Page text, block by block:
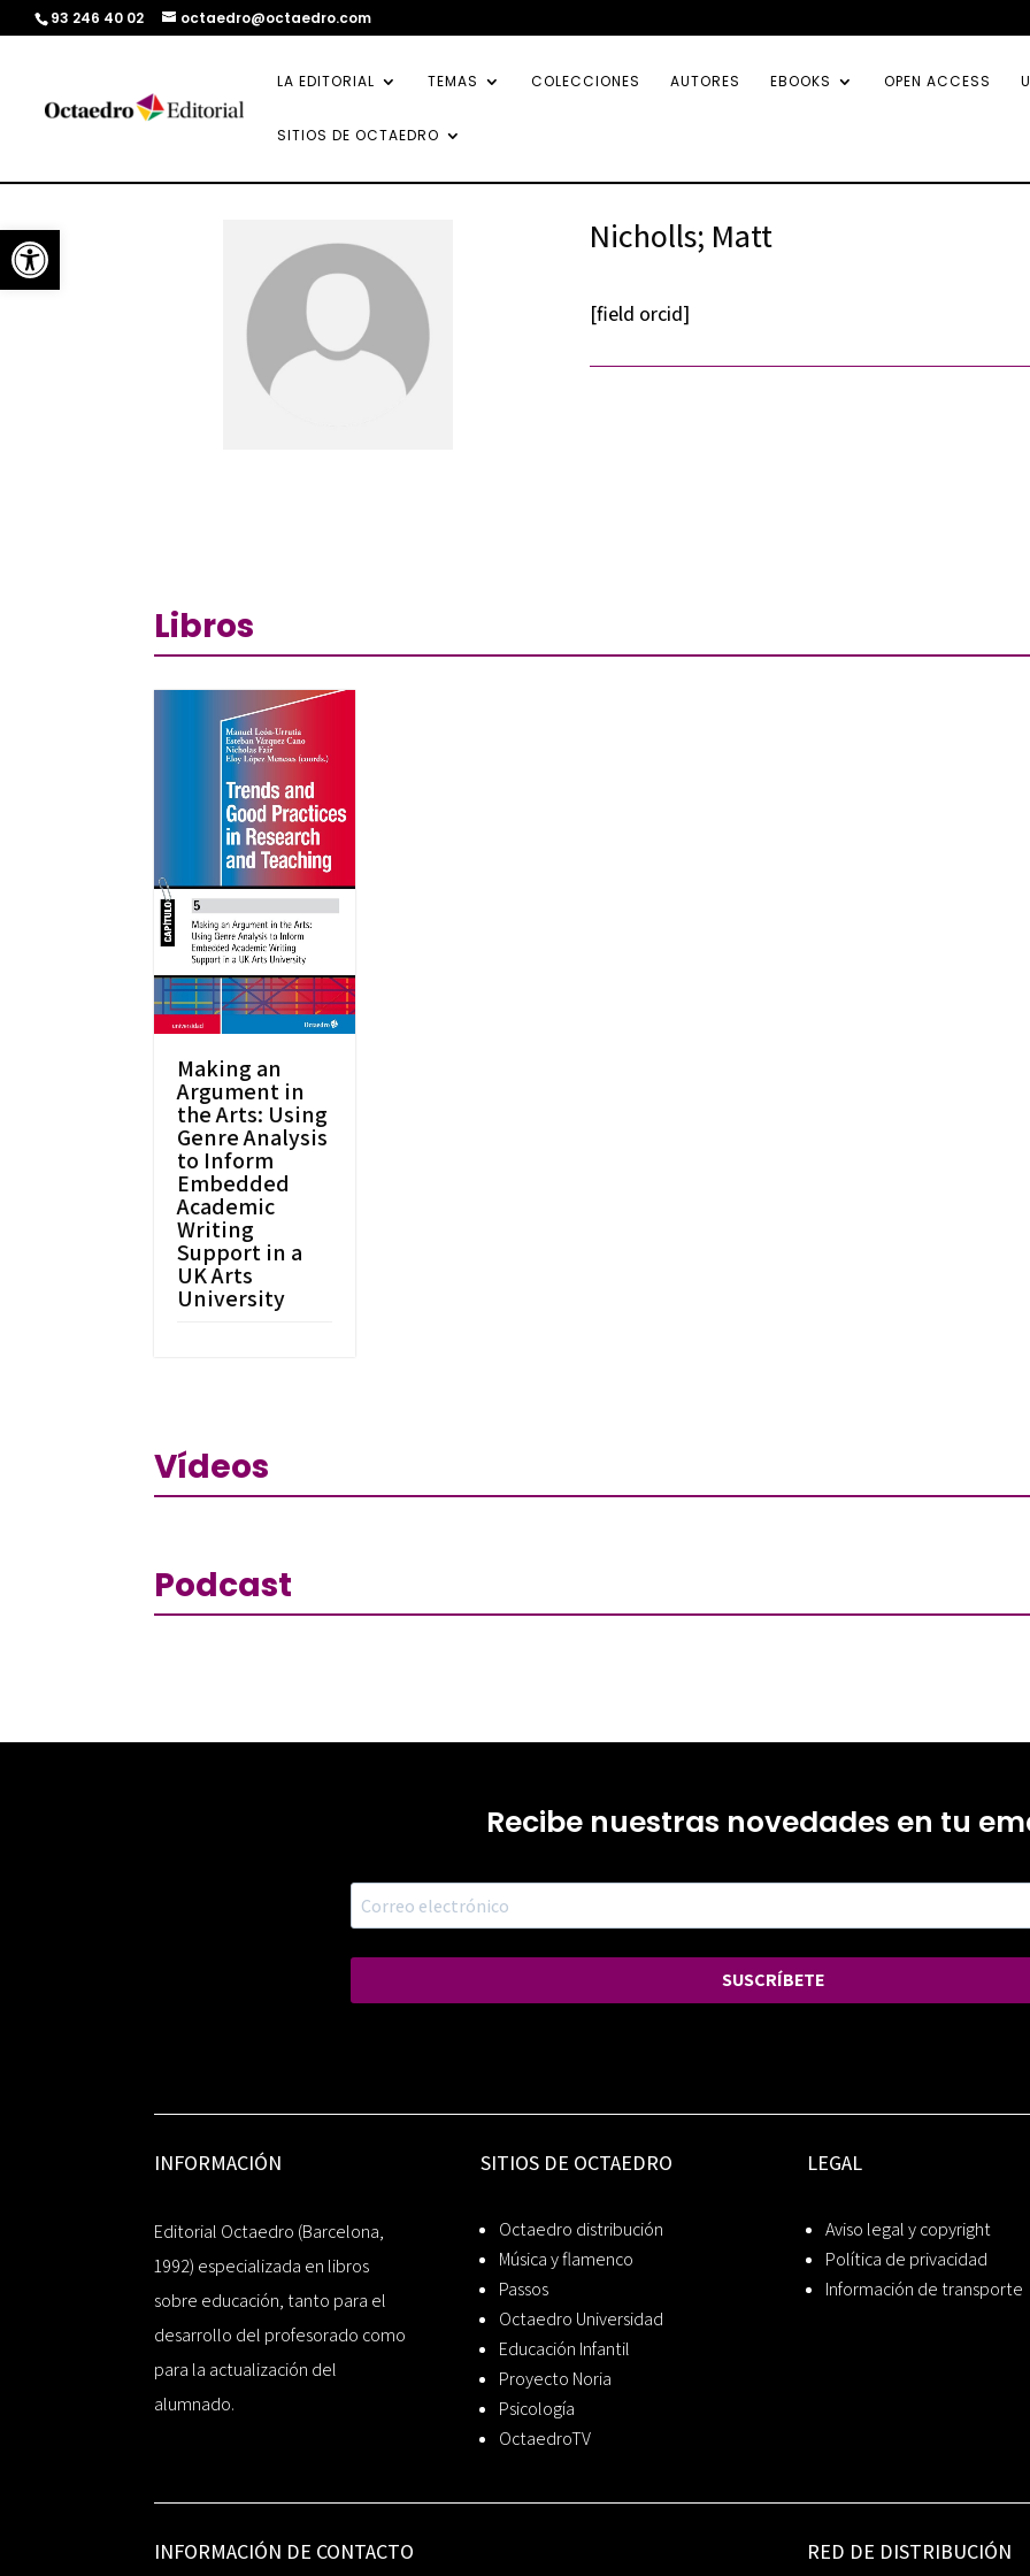
Abrir barra de herramientas
93 246 40 02 octaedro@octaedro.com
LA EDITORIAL TEMAS COLECCIONES AUTORES EBOOKS OPEN ACCESS
SITIOS DE OCTAEDRO
Nicholls; Matt
[field orcid]
Libros
Making an
Argument in
the Arts: Using
Genre Analysis
to Inform
Embedded
Academic
Writing
Support in a
UK Arts
University
Vídeos
Podcast
Recibe nuestras novedades en tu
SUSCRÍBETE
INFORMACIÓN
Editorial Octaedro (Barcelona,
1992) especializada en libros
sobre educación, tanto para el
desarrollo del profesorado como
para la actualización del
alumnado.
SITIOS DE OCTAEDRO
Octaedro distribución
Música y flamenco
Passos
Octaedro Universidad
Educación Infantil
Proyecto Noria
Psicología
OctaedroTV
LEGAL
Aviso legal y copyright
Política de privacidad
Información de transporte
INFORMACIÓN DE CONTACTO RED DE DISTRIBUCIÓN